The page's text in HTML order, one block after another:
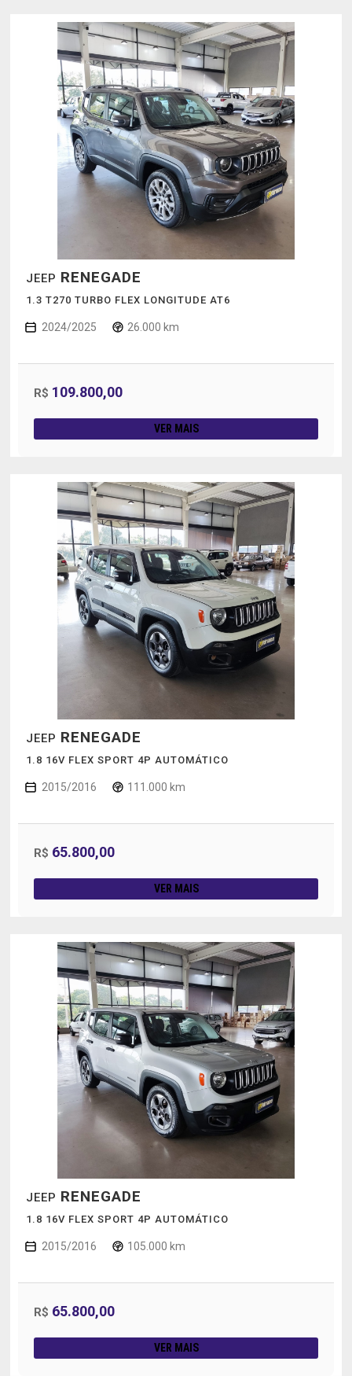
JEEP RENEGADE
1.3 T270 TURBO FLEX LONGITUDE AT6
2024/2025 26.000 km
R$ 109.800,00
VER MAIS
JEEP RENEGADE
1.8 16V FLEX SPORT 4P AUTOMÁTICO
2015/2016 111.000 km
R$ 65.800,00
VER MAIS
JEEP RENEGADE
1.8 16V FLEX SPORT 4P AUTOMÁTICO
2015/2016 105.000 km
R$ 65.800,00
VER MAIS